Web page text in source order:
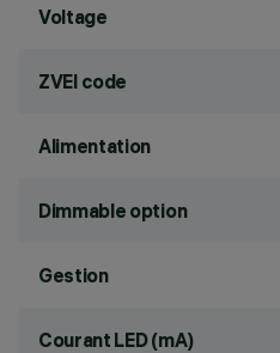
Voltage
ZVEI code
Alimentation
Dimmable option
Gestion
Courant LED (mA)